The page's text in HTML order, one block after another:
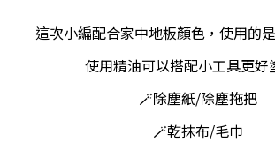
這次小編配合家中地板顏色，使用的
使用精油可以搭配小工具更好
🪄除塵紙/除塵拖把
🪄乾抹布/毛巾